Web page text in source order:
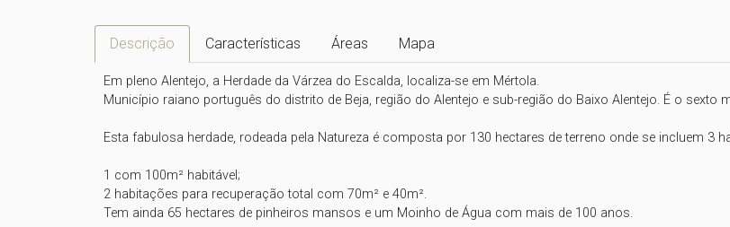
Descrição Características Áreas Mapa
Em pleno Alentejo, a Herdade da Várzea do Escalda, localiza-se em Mértola.
Município raiano português do distrito de Beja, região do Alentejo e sub-região do Baixo Alentejo. É o sexto
Esta fabulosa herdade, rodeada pela Natureza é composta por 130 hectares de terreno onde se incluem 3
1 com 100m² habitável;
2 habitações para recuperação total com 70m² e 40m².
Tem ainda 65 hectares de pinheiros mansos e um Moinho de Água com mais de 100 anos.